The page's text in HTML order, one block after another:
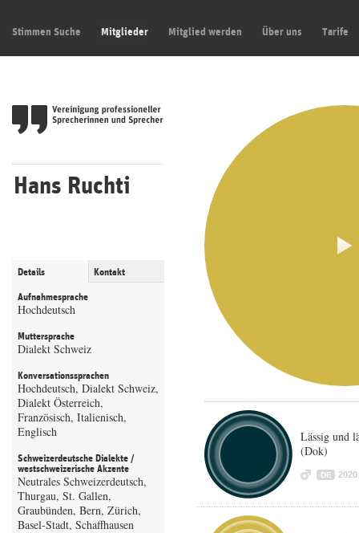
Stimmen Suche Mitglieder Mitglied werden Über uns Tarife
Hans Ruchti
Details Kontakt
Aufnahmesprache
Hochdeutsch
Muttersprache
Dialekt Schweiz
Konversationssprachen
Hochdeutsch, Dialekt Schweiz,
Dialekt Österreich,
Französisch, Italienisch,
Englisch
Schweizerdeutsche Dialekte /
westschweizerische Akzente
Neutrales Schweizerdeutsch,
Thurgau, St. Gallen,
Graubünden, Bern, Zürich,
Basel-Stadt, Schaffhausen
Lässig und
(Dok)
DE 2020